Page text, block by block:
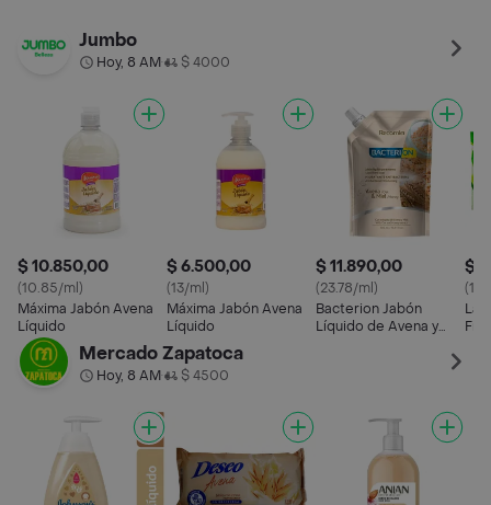
Jumbo
Hoy, 8 AM• $ 4000
$ 10.850,00
(10.85/ml)
Máxima Jabón Avena
Líquido
$ 6.500,00
(13/ml)
Máxima Jabón Avena
Líquido
$ 11.890,00
(23.78/ml)
Bacterion Jabón
Líquido de Avena y
$
Mercado Zapatoca
Hoy, 8 AM• $ 4500